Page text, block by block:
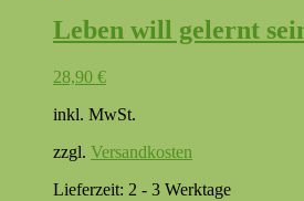
Leben will gelernt
28,90 €
inkl. MwSt.
zzgl. Versandkosten
Lieferzeit: 2 - 3 Werktage